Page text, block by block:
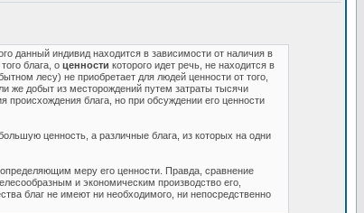
данный индивид находится в зависимости от наличия в
блага, о ценности которого идет речь, не находится в
лесу) не приобретает для людей ценности от того,
же добыт из месторождений путем затраты тысячи
происхождения блага, но при обсуждении его ценности
ценность, а различные блага, из которых на одни
меру его ценности. Правда, сравнение
и экономическим производство его,
благ не имеют ни необходимого, ни непосредственно